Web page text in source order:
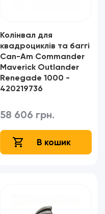
Колінвал для
квадроциклів та баггі
Can-Am Commander
Maverick Outlander
Renegade 1000 -
420219736
58 606 грн.
В кошик